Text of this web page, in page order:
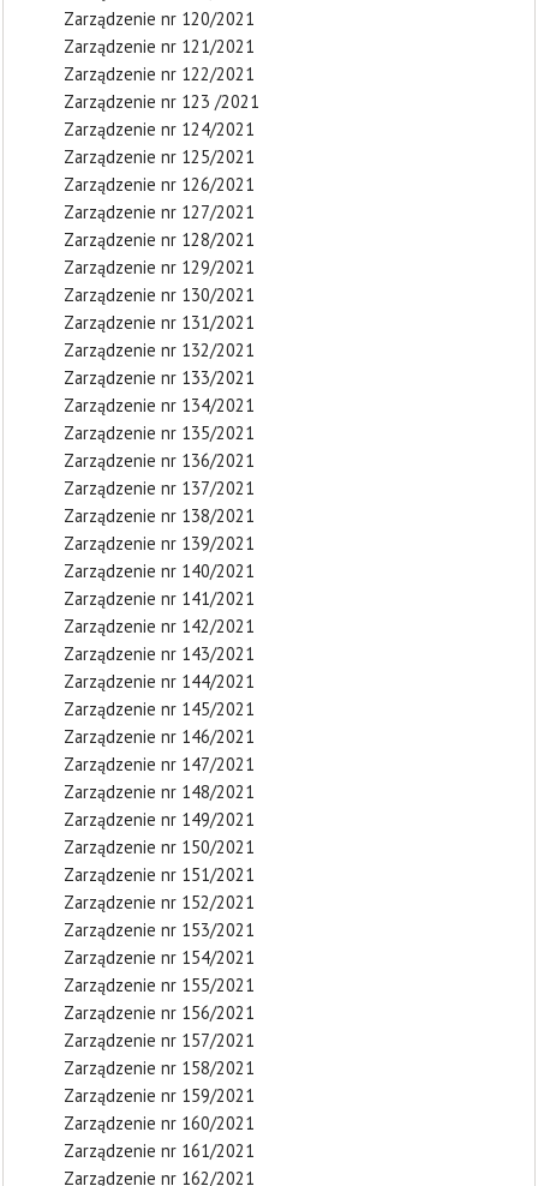
Zarządzenie nr 120/2021
Zarządzenie nr 121/2021
Zarządzenie nr 122/2021
Zarządzenie nr 123 /2021
Zarządzenie nr 124/2021
Zarządzenie nr 125/2021
Zarządzenie nr 126/2021
Zarządzenie nr 127/2021
Zarządzenie nr 128/2021
Zarządzenie nr 129/2021
Zarządzenie nr 130/2021
Zarządzenie nr 131/2021
Zarządzenie nr 132/2021
Zarządzenie nr 133/2021
Zarządzenie nr 134/2021
Zarządzenie nr 135/2021
Zarządzenie nr 136/2021
Zarządzenie nr 137/2021
Zarządzenie nr 138/2021
Zarządzenie nr 139/2021
Zarządzenie nr 140/2021
Zarządzenie nr 141/2021
Zarządzenie nr 142/2021
Zarządzenie nr 143/2021
Zarządzenie nr 144/2021
Zarządzenie nr 145/2021
Zarządzenie nr 146/2021
Zarządzenie nr 147/2021
Zarządzenie nr 148/2021
Zarządzenie nr 149/2021
Zarządzenie nr 150/2021
Zarządzenie nr 151/2021
Zarządzenie nr 152/2021
Zarządzenie nr 153/2021
Zarządzenie nr 154/2021
Zarządzenie nr 155/2021
Zarządzenie nr 156/2021
Zarządzenie nr 157/2021
Zarządzenie nr 158/2021
Zarządzenie nr 159/2021
Zarządzenie nr 160/2021
Zarządzenie nr 161/2021
Zarządzenie nr 162/2021